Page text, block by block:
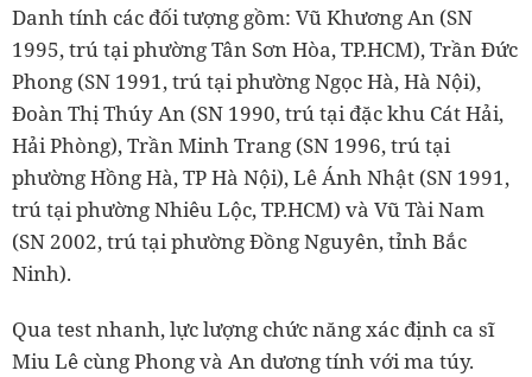
Danh tính các đối tượng gồm: Vũ Khương An (SN
1995, trú tại phường Tân Sơn Hòa, TP.HCM), Trần Đức
Phong (SN 1991, trú tại phường Ngọc Hà, Hà Nội),
Đoàn Thị Thúy An (SN 1990, trú tại đặc khu Cát Hải,
Hải Phòng), Trần Minh Trang (SN 1996, trú tại
phường Hồng Hà, TP Hà Nội), Lê Ánh Nhật (SN 1991,
trú tại phường Nhiêu Lộc, TP.HCM) và Vũ Tài Nam
(SN 2002, trú tại phường Đồng Nguyên, tỉnh Bắc
Ninh).
Qua test nhanh, lực lượng chức năng xác định ca sĩ
Miu Lê cùng Phong và An dương tính với ma túy.